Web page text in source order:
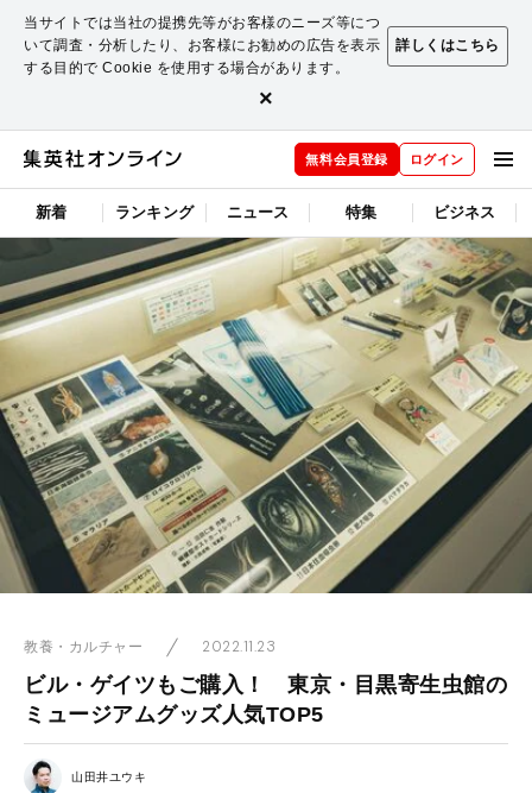
当サイトでは当社の提携先等がお客様のニーズ等につ
いて調査・分析したり、お客様にお勧めの広告を表示
する目的で Cookie を使用する場合があります。
詳しくはこちら
×
無料会員登録 ログイン
新着 ランキング ニュース 特集 ビジネス
教養・カルチャー 2022.11.23
ビル・ゲイツもご購入！ 東京・目黒寄生虫館の
ミュージアムグッズ人気TOP5
山田井ユウキ